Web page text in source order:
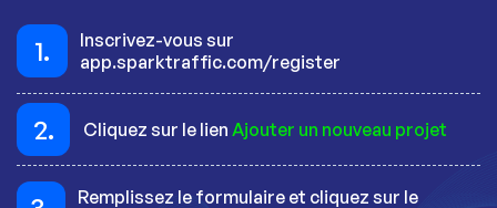
1.
Inscrivez-vous sur
app.sparktraffic.com/register
2. Cliquez sur le lien Ajouter un nouveau projet
Remplissez le formulaire et cliquez sur le